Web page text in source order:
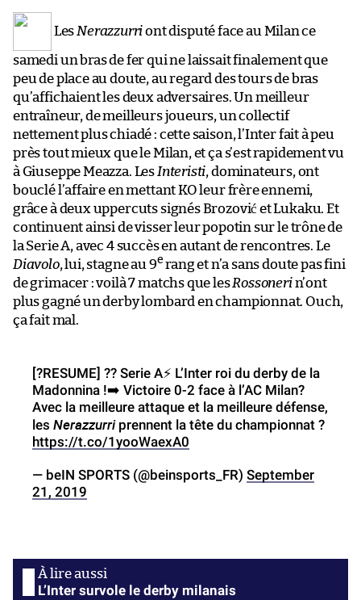
Les Nerazzurriont disputé face au Milan ce
samedi un bras de fer qui ne laissait finalement que
peu de place au doute, au regard des tours de bras
qu’affichaient les deux adversaires. Un meilleur
entraîneur, de meilleurs joueurs, un collectif
nettement plus chiadé : cette saison, l’Inter fait à peu
près tout mieux que le Milan, et ça s’est rapidement vu
à Giuseppe Meazza. Les Interisti, dominateurs, ont
bouclé l’affaire en mettant KO leur frère ennemi,
grâce à deux uppercuts signés Brozović et Lukaku. Et
continuent ainsi de visser leur popotin sur le trône de
la Serie A, avec 4 succès en autant de rencontres. Le
Diavolo, lui, stagne au 9e rang et n’a sans doute pas fini
de grimacer : voilà 7 matchs que lesRossonerin’ont
plus gagné un derby lombard en championnat. Ouch,
ça fait mal.
[?️RESUME] ?? Serie A⚡️ L’Inter roi du derby de la
Madonnina !➡️ Victoire 0-2 face à l’AC Milan?
Avec la meilleure attaque et la meilleure défense,
les Nerazzurriprennent la tête du championnat ?
https://t.co/1yooWaexA0
— beIN SPORTS (@beinsports_FR) September
21, 2019
L’Inter survole le derby milanais